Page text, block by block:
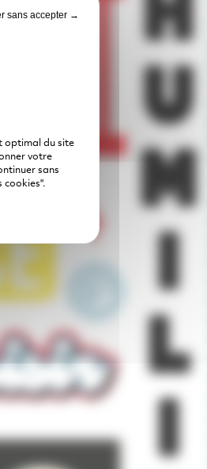
optimal du site
votre
sans
cookies".
sans accepter →